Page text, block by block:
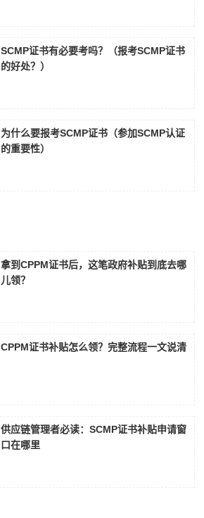
SCMP证书有必要考吗？（报考SCMP证书
的好处？）
为什么要报考SCMP证书（参加SCMP认证
的重要性）
拿到CPPM证书后，这笔政府补贴到底去哪
儿领？
CPPM证书补贴怎么领？完整流程一文说清
供应链管理者必读：SCMP证书补贴申请窗
口在哪里